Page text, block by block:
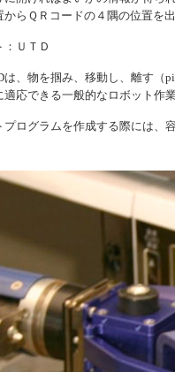
らＱＲコードの４隅の位置を
：ＵＴＤ
、物を掴み、移動し、離す（
応できる一般的なロボット作
ログラムを作成する際には、